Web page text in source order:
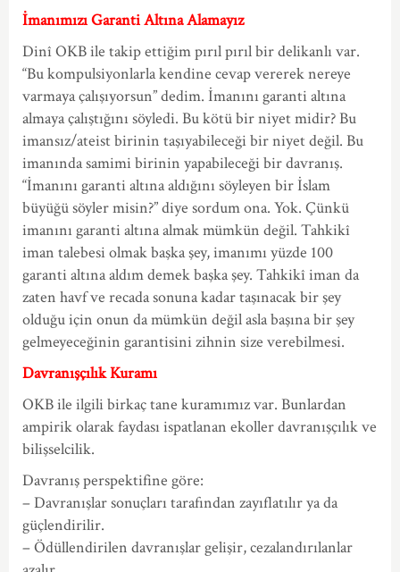
İmanımızı Garanti Altına Alamayız
Dinî OKB ile takip ettiğim pırıl pırıl bir delikanlı var.
“Bu kompulsiyonlarla kendine cevap vererek nereye
varmaya çalışıyorsun” dedim. İmanını garanti altına
almaya çalıştığını söyledi. Bu kötü bir niyet midir? Bu
imansız/ateist birinin taşıyabileceği bir niyet değil. Bu
imanında samimi birinin yapabileceği bir davranış.
“İmanını garanti altına aldığını söyleyen bir İslam
büyüğü söyler misin?” diye sordum ona. Yok. Çünkü
imanını garanti altına almak mümkün değil. Tahkikî
iman talebesi olmak başka şey, imanımı yüzde 100
garanti altına aldım demek başka şey. Tahkikî iman da
zaten havf ve recada sonuna kadar taşınacak bir şey
olduğu için onun da mümkün değil asla başına bir şey
gelmeyeceğinin garantisini zihnin size verebilmesi.
Davranışçılık Kuramı
OKB ile ilgili birkaç tane kuramımız var. Bunlardan
ampirik olarak faydası ispatlanan ekoller davranışçılık ve
bilişselcilik.
Davranış perspektifine göre:
– Davranışlar sonuçları tarafından zayıflatılır ya da
güçlendirilir.
– Ödüllendirilen davranışlar gelişir, cezalandırılanlar